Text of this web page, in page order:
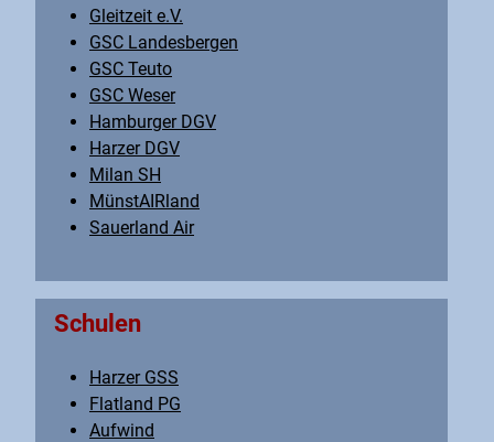
Gleitzeit e.V.
GSC Landesbergen
GSC Teuto
GSC Weser
Hamburger DGV
Harzer DGV
Milan SH
MünstAIRland
Sauerland Air
Schulen
Harzer GSS
Flatland PG
Aufwind